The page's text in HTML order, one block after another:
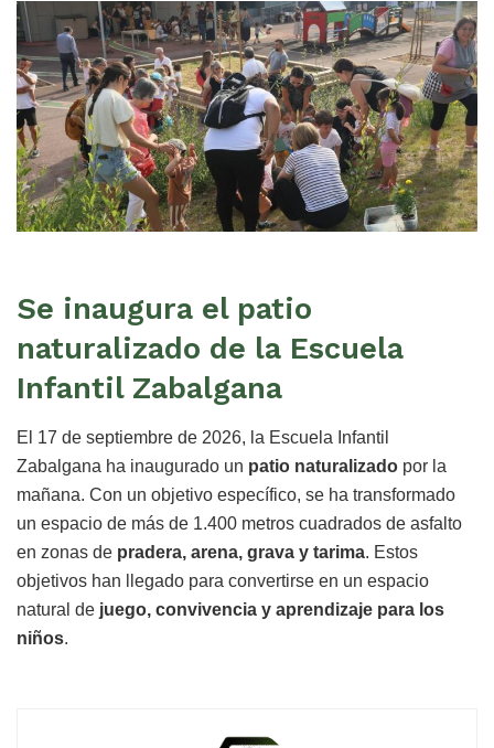
Se inaugura el patio
naturalizado de la Escuela
Infantil Zabalgana
El 17 de septiembre de 2026, la Escuela Infantil
Zabalgana ha inaugurado un patio naturalizado por la
mañana. Con un objetivo específico, se ha transformado
un espacio de más de 1.400 metros cuadrados de asfalto
en zonas de pradera, arena, grava y tarima. Estos
objetivos han llegado para convertirse en un espacio
natural de juego, convivencia y aprendizaje para los
niños.